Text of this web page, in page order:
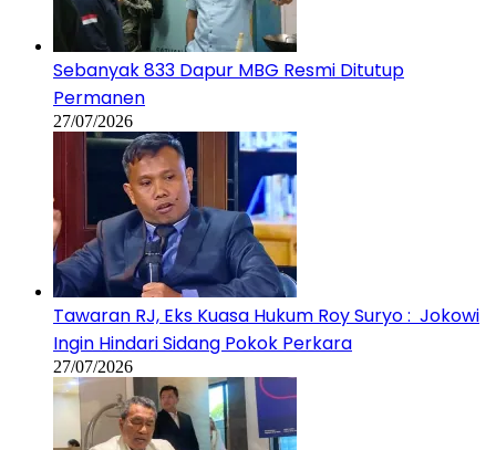
Sebanyak 833 Dapur MBG Resmi Ditutup
Permanen
27/07/2026
Tawaran RJ, Eks Kuasa Hukum Roy Suryo : Jokowi
Ingin Hindari Sidang Pokok Perkara
27/07/2026